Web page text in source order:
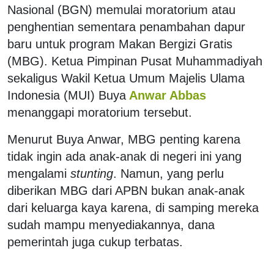
Nasional (BGN) memulai moratorium atau
penghentian sementara penambahan dapur
baru untuk program Makan Bergizi Gratis
(MBG). Ketua Pimpinan Pusat Muhammadiyah
sekaligus Wakil Ketua Umum Majelis Ulama
Indonesia (MUI) Buya Anwar Abbas
menanggapi moratorium tersebut.
Menurut Buya Anwar, MBG penting karena
tidak ingin ada anak-anak di negeri ini yang
mengalami stunting. Namun, yang perlu
diberikan MBG dari APBN bukan anak-anak
dari keluarga kaya karena, di samping mereka
sudah mampu menyediakannya, dana
pemerintah juga cukup terbatas.